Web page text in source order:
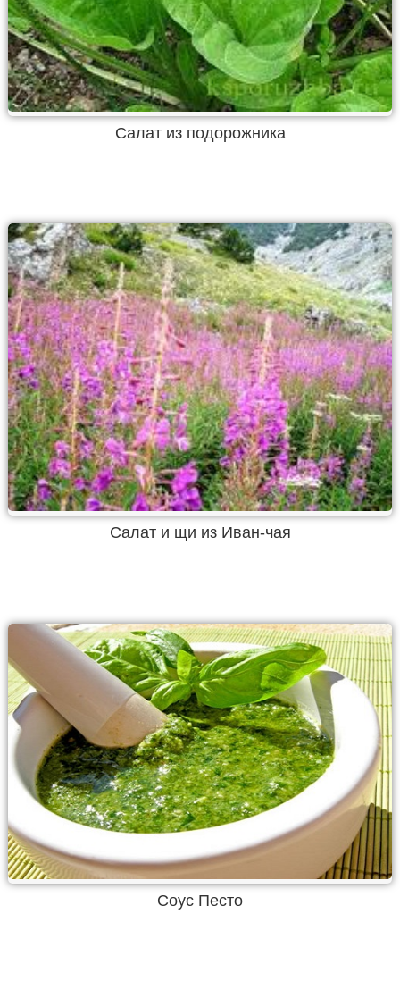
Салат из подорожника
Салат и щи из Иван-чая
Соус Песто